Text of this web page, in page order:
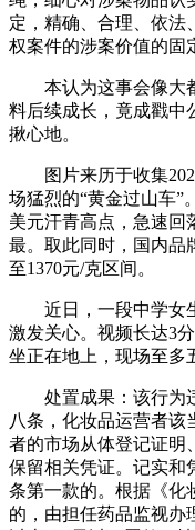
定，精确、合理、依法
权案件的涉案价值的固
本认为这事会像大都
料后续成长，竟成戳中
揪心地。
图片来历于收集
场猛烈的“黄金过山车”
美元汗青高点，急速回
最。取此同时，国内品
至1370元/克区间。
近日，一段中学女生
激发关心。视频长达3
坐正在地上，现场至多
处置成果：该行为违
八条，化妆品运营者该
者的市场从体登记证明
保留相关凭证。记实和
条第一款的。根据《化
的，由担任药品监视办